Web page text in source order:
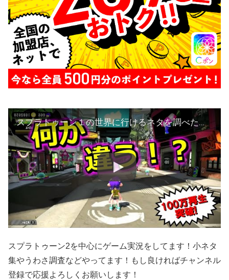
スプラトゥーン１の世界に行けるネタを調べた結果【うわさちょーさだん】
スプラトゥーン2を中心にゲーム実況をしてます！小ネタ
集やうわさ調査などやってます！もし良ければチャンネル
登録で応援よろしくお願いします！